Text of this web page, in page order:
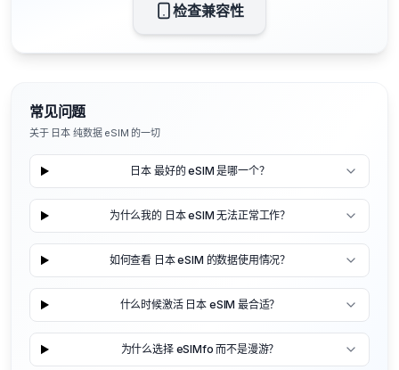
检查兼容性
常见问题
关于 日本 纯数据 eSIM 的一切
日本 最好的 eSIM 是哪一个？
为什么我的 日本 eSIM 无法正常工作？
如何查看 日本 eSIM 的数据使用情况？
什么时候激活 日本 eSIM 最合适？
为什么选择 eSIMfo 而不是漫游？